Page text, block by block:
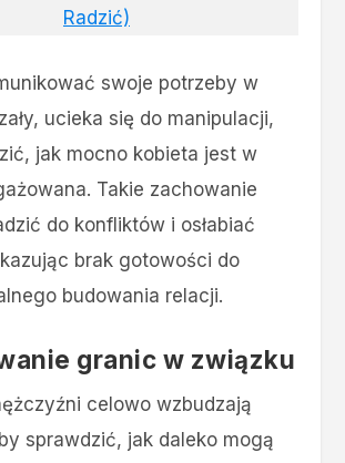
Radzić)
swoje potrzeby w
ucieka się do manipulacji,
jak mocno kobieta jest w
Takie zachowanie
do konfliktów i osłabiać
brak gotowości do
budowania relacji.
granic w związku
celowo wzbudzają
sprawdzić, jak daleko mogą